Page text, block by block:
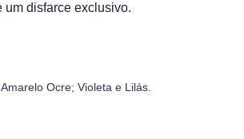
um disfarce exclusivo.
Ocre; Violeta e Lilás.